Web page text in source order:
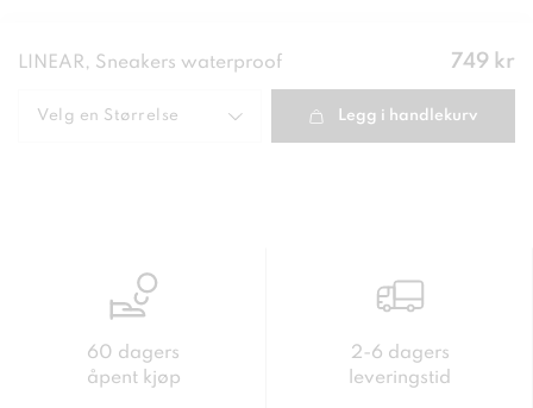
LINEAR, Sneakers waterproof Pris:
749 kr
Velg en Størrelse Legg i handlekurv
60 dagers
åpent kjøp
2-6 dagers
leveringstid